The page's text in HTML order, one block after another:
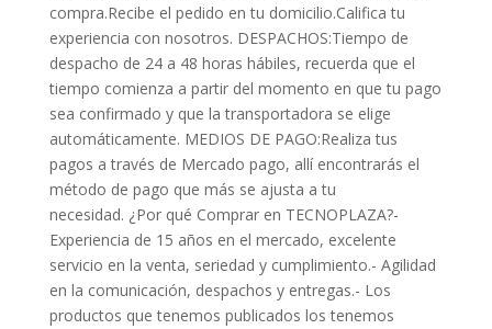
compra.Recibe el pedido en tu domicilio.Califica tu
experiencia con nosotros. DESPACHOS:Tiempo de
despacho de 24 a 48 horas hábiles, recuerda que el
tiempo comienza a partir del momento en que tu pago
sea confirmado y que la transportadora se elige
automáticamente. MEDIOS DE PAGO:Realiza tus
pagos a través de Mercado pago, allí encontrarás el
método de pago que más se ajusta a tu
necesidad. ¿Por qué Comprar en TECNOPLAZA?-
Experiencia de 15 años en el mercado, excelente
servicio en la venta, seriedad y cumplimiento.- Agilidad
en la comunicación, despachos y entregas.- Los
productos que tenemos publicados los tenemos